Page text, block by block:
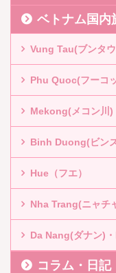
ベトナム国内
Vung Tau(ブンタ
Phu Quoc(フーコ
Mekong(メコン川
Binh Duong(ビン
Hue（フエ）
Nha Trang(ニャチ
Da Nang(ダナン)
コラム・日記